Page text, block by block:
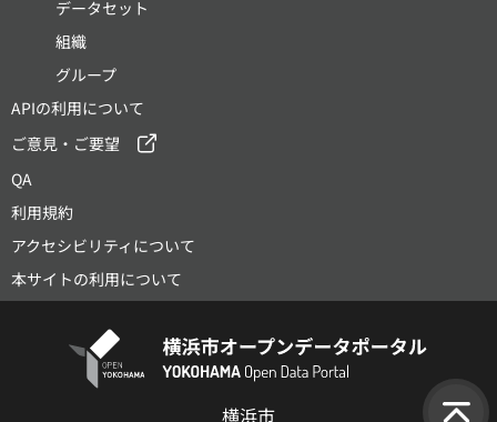
データセット
組織
グループ
APIの利用について
ご意見・ご要望
QA
利用規約
アクセシビリティについて
本サイトの利用について
横浜市